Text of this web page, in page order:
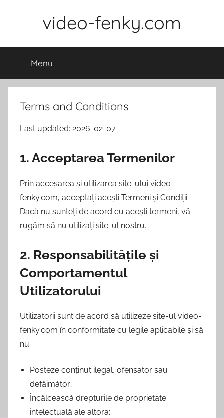
video-fenky.com
Menu
Terms and Conditions
Last updated: 2026-02-07
1. Acceptarea Termenilor
Prin accesarea și utilizarea site-ului video-
fenky.com, acceptați acești Termeni și Condiții.
Dacă nu sunteți de acord cu acești termeni, vă
rugăm să nu utilizați site-ul nostru.
2. Responsabilitățile și
Comportamentul
Utilizatorului
Utilizatorii sunt de acord să utilizeze site-ul video-
fenky.com în conformitate cu legile aplicabile și să
nu:
Posteze conținut ilegal, ofensator sau
defăimător;
Încălcească drepturile de proprietate
intelectuală ale altora;